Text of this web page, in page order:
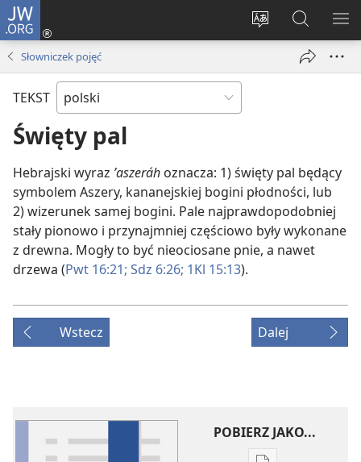
JW.ORG
Wybór
Logowanie
(opens
Szukaj
na
JW.ORG
Słowniczek pojęć
TEKST
Święty pal
Hebrajski wyraz ʼaszeráh oznacza: 1) święty pal będący
symbolem Aszery, kananejskiej bogini płodności, lub
2) wizerunek samej bogini. Pale najprawdopodobniej
stały pionowo i przynajmniej częściowo były wykonane
z drewna. Mogły to być nieociosane pnie, a nawet
drzewa (Pwt 16:21; Sdz 6:26; 1Kl 15:13).
Wstecz Dalej
POBIERZ JAKO...